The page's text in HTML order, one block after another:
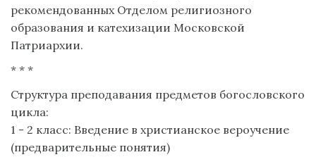
рекомендованных Отделом религиозного
образования и катехизации Московской
Патриархии.
* * *
Структура преподавания предметов богословского
цикла:
1 - 2 класс: Введение в христианское вероучение
(предварительные понятия)